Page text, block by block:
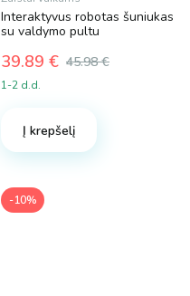
Interaktyvus robotas šuniukas
su valdymo pultu
45.98€
Original
price
45.98 €.
39.89 €
Current
price
39.89 €.
1-2 d.d.
Į krepšelį
-10%